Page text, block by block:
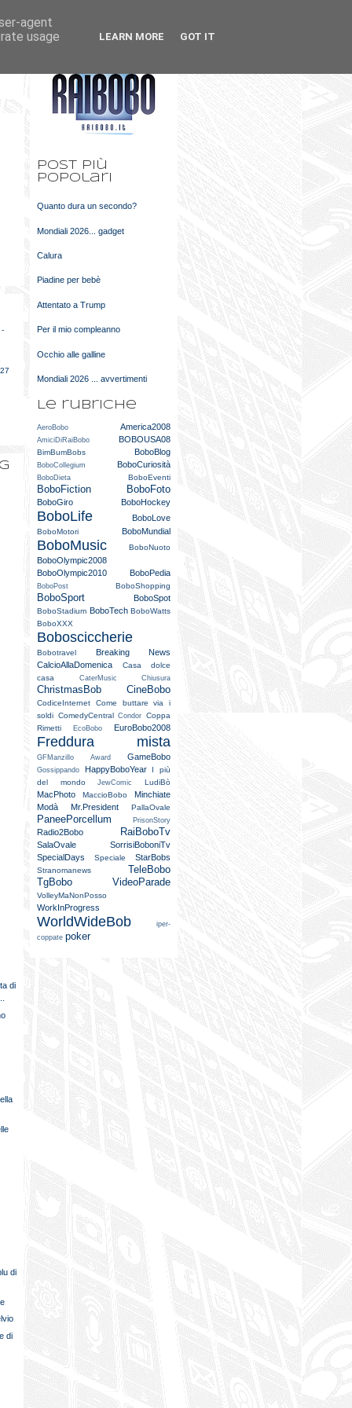
-
di
di
di
Post più
popolari
Quanto dura un secondo?
Mondiali 2026... gadget
Calura
Piadine per bebè
Attentato a Trump
Per il mio compleanno
Occhio alle galline
Mondiali 2026 ... avvertimenti
Le rubriche
AeroBobo America2008
AmiciDiRaiBobo BOBOUSA08
BimBumBobs BoboBlog
BoboCollegium BoboCuriosità
BoboDieta BoboEventi
BoboFiction BoboFoto
BoboGiro BoboHockey
BoboLife BoboLove
BoboMotori BoboMundial
BoboMusic BoboNuoto
BoboOlympic2008
BoboOlympic2010
BoboPedia
BoboPost BoboShopping
BoboSport BoboSpot
BoboStadium BoboTech BoboWatts
BoboXXX
Bobosciccherie
Bobotravel
Breaking News
CalcioAllaDomenica
Casa dolce
casa
CaterMusic Chiusura
ChristmasBob CineBobo
CodiceInternet
Come buttare via i
soldi ComedyCentral Condor
Coppa
Rimetti
EcoBobo EuroBobo2008
Freddura mista
GFManzillo Award GameBobo
Gossippando HappyBoboYear
I più
del mondo
JewComic LudiBò
MacPhoto MaccioBobo
Minchiate
Modà
Mr.President PallaOvale
PaneePorcellum PrisonStory
Radio2Bobo RaiBoboTv
SalaOvale
SorrisiBoboniTv
SpecialDays
Speciale StarBobs
Stranomanews
TeleBobo
TgBobo
VideoParade
VolleyMaNonPosso
WorkInProgress
WorldWideBob
iper-
coppate poker
agent
usage
LEARN MORE GOT IT